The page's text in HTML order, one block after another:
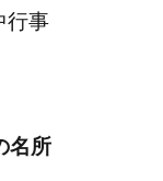
行事
名所